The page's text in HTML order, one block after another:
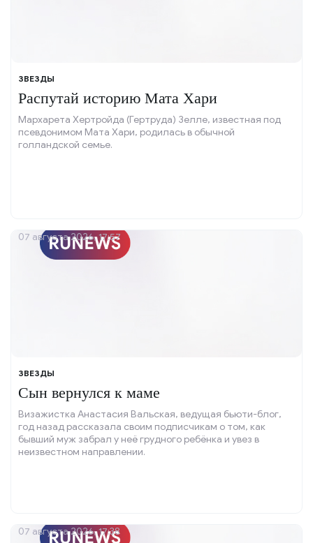
ЗВЕЗДЫ
Распутай историю Мата Хари
Мархарета Хертройда (Гертруда) Зелле, известная под
псевдонимом Мата Хари, родилась в обычной
голландской семье.
ЗВЕЗДЫ
Сын вернулся к маме
Визажистка Анастасия Вальская, ведущая бьюти-блог,
год назад рассказала своим подписчикам о том, как
бывший муж забрал у неё грудного ребёнка и увез в
неизвестном направлении.
07 августа 2026, 17:57
07 августа 2026, 17:38